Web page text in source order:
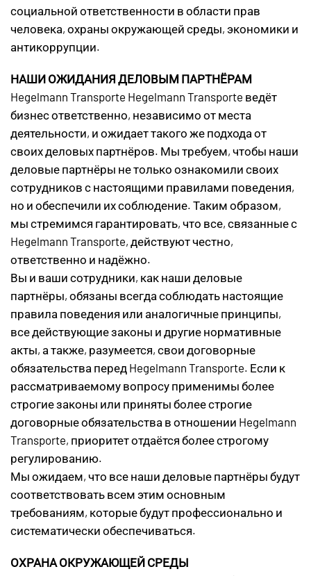
социальной ответственности в области прав
человека, охраны окружающей среды, экономики и
антикоррупции.
НАШИ ОЖИДАНИЯ ДЕЛОВЫМ ПАРТНЁРАМ
Hegelmann Transporte Hegelmann Transporte ведёт
бизнес ответственно, независимо от места
деятельности, и ожидает такого же подхода от
своих деловых партнёров. Мы требуем, чтобы наши
деловые партнёры не только ознакомили своих
сотрудников с настоящими правилами поведения,
но и обеспечили их соблюдение. Таким образом,
мы стремимся гарантировать, что все, связанные с
Hegelmann Transporte, действуют честно,
ответственно и надёжно.
Вы и ваши сотрудники, как наши деловые
партнёры, обязаны всегда соблюдать настоящие
правила поведения или аналогичные принципы,
все действующие законы и другие нормативные
акты, а также, разумеется, свои договорные
обязательства перед Hegelmann Transporte. Если к
рассматриваемому вопросу применимы более
строгие законы или приняты более строгие
договорные обязательства в отношении Hegelmann
Transporte, приоритет отдаётся более строгому
регулированию.
Мы ожидаем, что все наши деловые партнёры будут
соответствовать всем этим основным
требованиям, которые будут профессионально и
систематически обеспечиваться.
ОХРАНА ОКРУЖАЮЩЕЙ СРЕДЫ